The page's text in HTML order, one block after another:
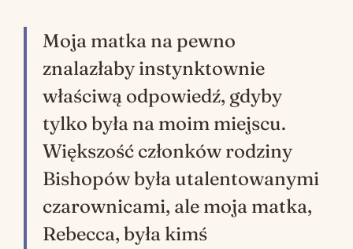
Moja matka na pewno
znalazłaby instynktownie
właściwą odpowiedź, gdyby
tylko była na moim miejscu.
Większość członków rodziny
Bishopów była utalentowanymi
czarownicami, ale moja matka,
Rebecca, była kimś